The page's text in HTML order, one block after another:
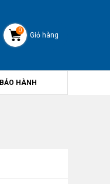
0
Giỏ hàng
BẢO HÀNH